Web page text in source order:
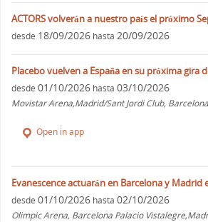
ACTORS volverán a nuestro país el próximo
desde 18/09/2026 hasta 20/09/2026
Placebo vuelven a España en su próxima gira
desde 01/10/2026 hasta 03/10/2026
Movistar Arena,Madrid/Sant Jordi Club, Barcelona
Open in app
Evanescence actuarán en Barcelona y Madrid
desde 01/10/2026 hasta 02/10/2026
Olimpic Arena, Barcelona Palacio